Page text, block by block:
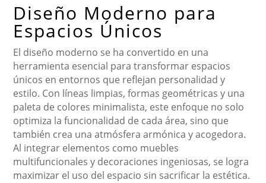
Diseño Moderno para
Espacios Únicos
El diseño moderno se ha convertido en una
herramienta esencial para transformar espacios
únicos en entornos que reflejan personalidad y
estilo. Con líneas limpias, formas geométricas y una
paleta de colores minimalista, este enfoque no solo
optimiza la funcionalidad de cada área, sino que
también crea una atmósfera armónica y acogedora.
Al integrar elementos como muebles
multifuncionales y decoraciones ingeniosas, se logra
maximizar el uso del espacio sin sacrificar la estética.